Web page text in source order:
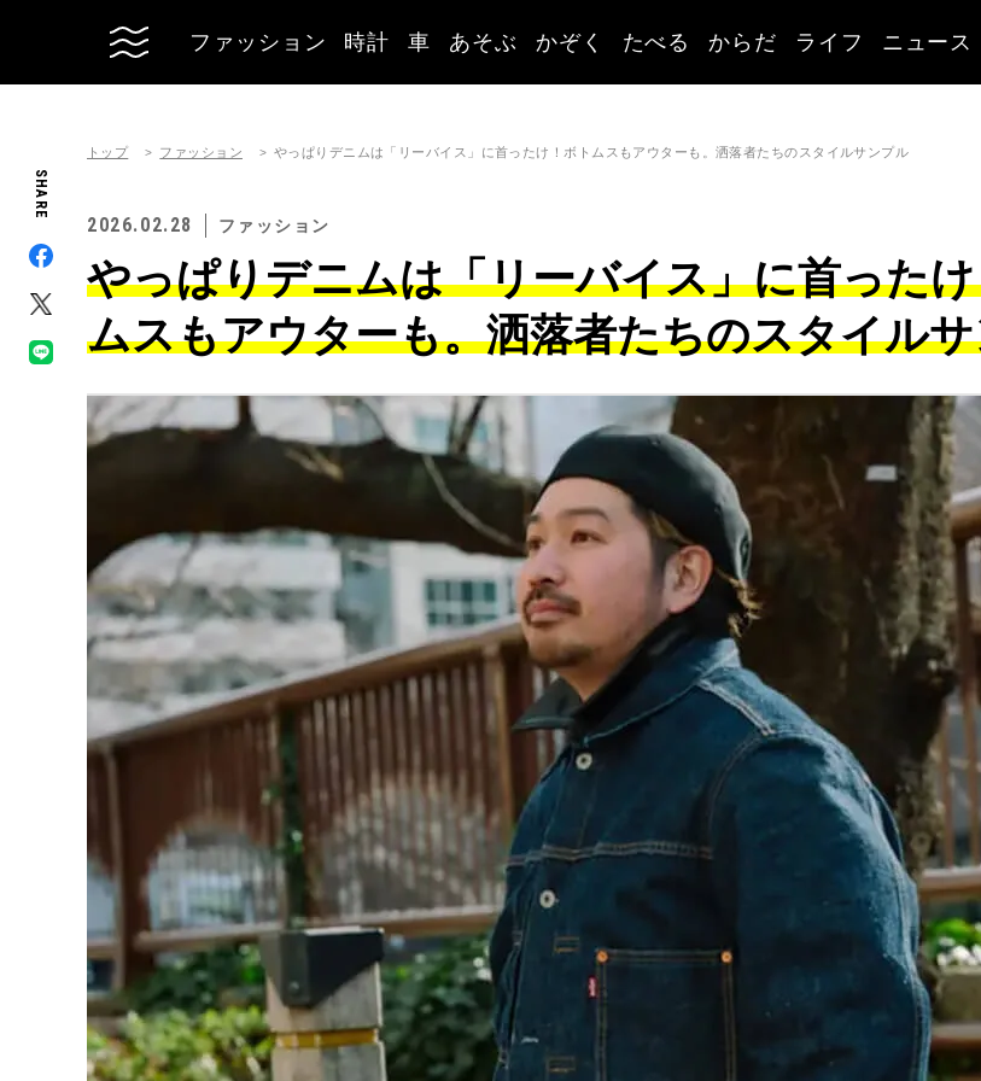
ファッション 時計 車 あそぶ かぞく たべる からだ ライフ ニュース
SHARE
トップ ファッション やっぱりデニムは「リーバイス」に首ったけ！ボトムスもアウターも。洒落者たちのスタイルサンプル
2026.02.28 ファッション
やっぱりデニムは「リーバイス」に首った
ムスもアウターも。洒落者たちのスタイル